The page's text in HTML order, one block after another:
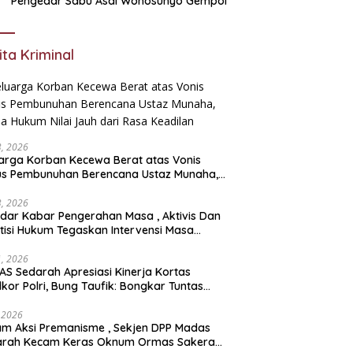
Kriminal
2026
Korban Kecewa Berat atas Vonis
Pembunuhan Berencana Ustaz Munaha,
2026
Kabar Pengerahan Masa , Aktivis Dan
Hukum Tegaskan Intervensi Masa
2026
Sedarah Apresiasi Kinerja Kortas
Polri, Bung Taufik: Bongkar Tuntas
2026
Premanisme , Sekjen DPP Madas
Kecam Keras Oknum Ormas Sakera